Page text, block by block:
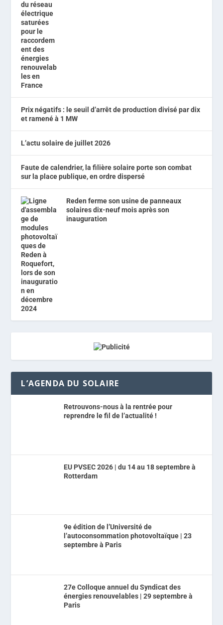
Prix négatifs : le seuil d’arrêt de production divisé par dix
et ramené à 1 MW
L’actu solaire de juillet 2026
Faute de calendrier, la filière solaire porte son combat
sur la place publique, en ordre dispersé
Reden ferme son usine de panneaux
solaires dix-neuf mois après son
inauguration
L’AGENDA DU SOLAIRE
Retrouvons-nous à la rentrée pour
reprendre le fil de l’actualité !
EU PVSEC 2026 | du 14 au 18 septembre à
Rotterdam
9e édition de l’Université de
l’autoconsommation photovoltaïque | 23
septembre à Paris
27e Colloque annuel du Syndicat des
énergies renouvelables | 29 septembre à
Paris